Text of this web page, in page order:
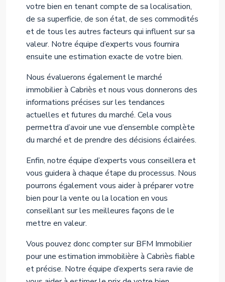
votre bien en tenant compte de sa localisation,
de sa superficie, de son état, de ses commodités
et de tous les autres facteurs qui influent sur sa
valeur. Notre équipe d’experts vous fournira
ensuite une estimation exacte de votre bien.
Nous évaluerons également le marché
immobilier à Cabriès et nous vous donnerons des
informations précises sur les tendances
actuelles et futures du marché. Cela vous
permettra d’avoir une vue d’ensemble complète
du marché et de prendre des décisions éclairées.
Enfin, notre équipe d’experts vous conseillera et
vous guidera à chaque étape du processus. Nous
pourrons également vous aider à préparer votre
bien pour la vente ou la location en vous
conseillant sur les meilleures façons de le
mettre en valeur.
Vous pouvez donc compter sur BFM Immobilier
pour une estimation immobilière à Cabriès fiable
et précise. Notre équipe d’experts sera ravie de